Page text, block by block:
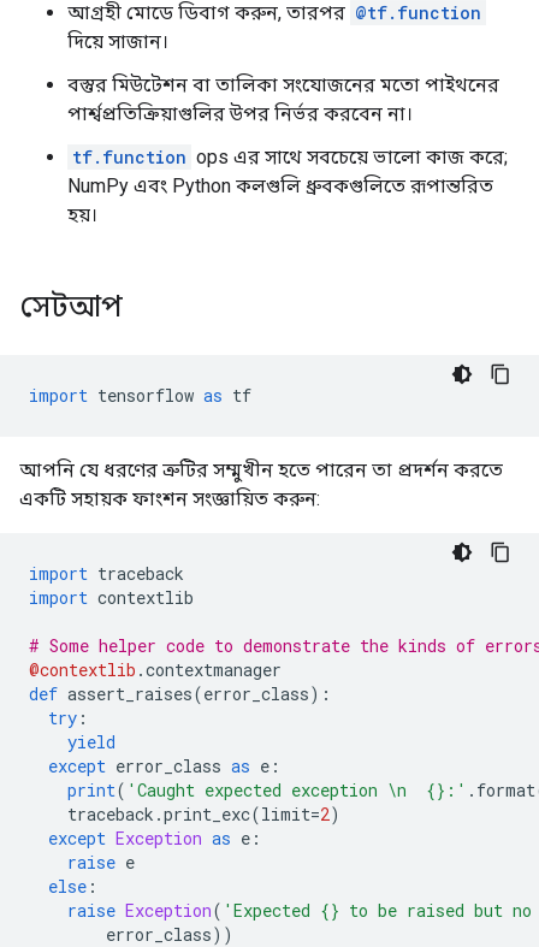
আগ্রহী মোডে ডিবাগ করুন, তারপর @tf.function
দিয়ে সাজান।
বস্তুর মিউটেশন বা তালিকা সংযোজনের মতো পাইথনের
পার্শ্বপ্রতিক্রিয়াগুলির উপর নির্ভর করবেন না।
tf.function ops এর সাথে সবচেয়ে ভালো কাজ করে;
NumPy এবং Python কলগুলি ধ্রুবকগুলিতে রূপান্তরিত
হয়।
সেটআপ
import tensorflow as tf
আপনি যে ধরণের ত্রুটির সম্মুখীন হতে পারেন তা প্রদর্শন করতে
একটি সহায়ক ফাংশন সংজ্ঞায়িত করুন:
import traceback
import contextlib
# Some helper code to demonstrate the kinds of
@contextlib .contextmanager
def assert_raises(error_class):
try :
yield
except error_class as e :
print( 'Caught expected exception \n  {}:' . format
traceback .print_exc(limit=2)
except Exception as e :
raise e
else :
raise Exception( 'Expected {} to be raised but
error_class))